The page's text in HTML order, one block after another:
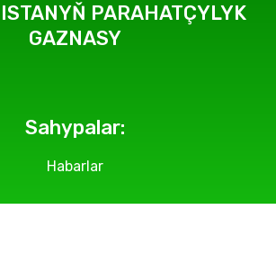
PARAHATÇYLYK
GAZNASY
Sahypalar:
Habarlar